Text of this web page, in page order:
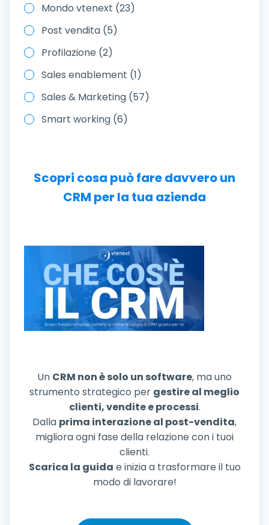
Mondo vtenext (23)
Post vendita (5)
Profilazione (2)
Sales enablement (1)
Sales & Marketing (57)
Smart working (6)
Scopri cosa può fare davvero un
CRM per la tua azienda
Un CRM non è solo un software, ma uno
strumento strategico per gestire al meglio
clienti, vendite e processi.
Dalla prima interazione al post-vendita,
migliora ogni fase della relazione con i tuoi
clienti.
Scarica la guida e inizia a trasformare il tuo
modo di lavorare!